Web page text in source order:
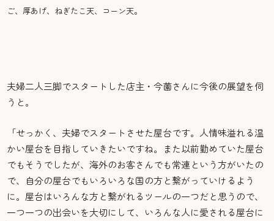
ご、厚あげ、ねぎたこ天、コーン天。
夫婦二人三脚でスタートした店主・今薗さんに今後の展望を伺
うと。
「せっかく、夫婦でスタートさせた屋台です。人情味溢れる温
かい屋台を目指していきたいですね。また以前勤めていた屋台
でもそうでしたが、海外のお客さんでも常連という方がいたの
で、自分の屋台でもいろいろな国の方と繋がっていけるよう
に。屋台はいろんな方と繋がれるツールの一つだと思うので、
一つ一つの出会いを大切にして、いろんな人に愛される屋台に